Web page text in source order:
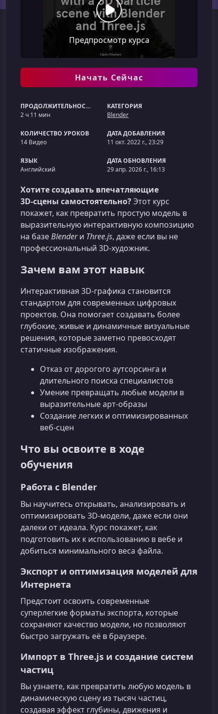
Предпросмотр курса
Начать Сейчас
ПРОДОЛЖИТЕЛЬНОСТЬ
2 ч 11 мин
КАТЕГОРИЯ
Blender
КОЛИЧЕСТВО УРОКОВ
14 Видео
ДАТА ДОБАВЛЕНИЯ
11 окт. 2022 г., 23:29
ЯЗЫК
Английский
ДАТА ОБНОВЛЕНИЯ
29 апр. 2026 г., 16:13
Хотите создавать впечатляющие
3D‑сцены самостоятельно?Этот курс
покажет, как превратить простую модель в
выразительную интерактивную композицию
на базеBlenderи Three.js, даже если вы не
профессиональный 3D‑художник.
Зачем вам этот навык
Интерактивная 3D‑графика становится
стандартом для современных цифровых
проектов. Она помогает создавать более
глубокие, живые и динамичные визуальные
решения, которые заметно превосходят
статичные изображения.
Отказ от дорогого аутсорсинга и
длительного поиска специалистов
Умение превращать любые модели в
выразительные арт‑образы
Создание легких и оптимизированных
веб‑сцен
Что вы освоите в ходе
обучения
Работа с Blender
Вы научитесь открывать, анализировать и
оптимизировать 3D‑модели, даже если они
далеки от идеала. Курс покажет, как
подготовить их к использованию в вебе и
добиться минимального веса файла.
Экспорт и оптимизация моделей для
Интернета
Предстоит освоить современные
суперлегкие форматы экспорта, которые
сохраняют качество модели, но позволяют
быстро загружать её в браузере.
Импорт в Three.js и создание систем
частиц
Вы узнаете, как превратить любую модель в
динамическую сцену из тысяч частиц,
создавая эффект глубины, движения и